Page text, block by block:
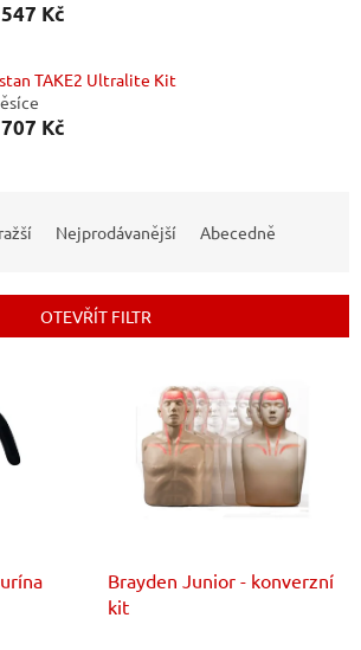
Kč
TAKE2 Ultralite Kit
Kč
Nejprodávanější Abecedně
OTEVŘÍT FILTR
figurína
Brayden Junior - konverzní
kit